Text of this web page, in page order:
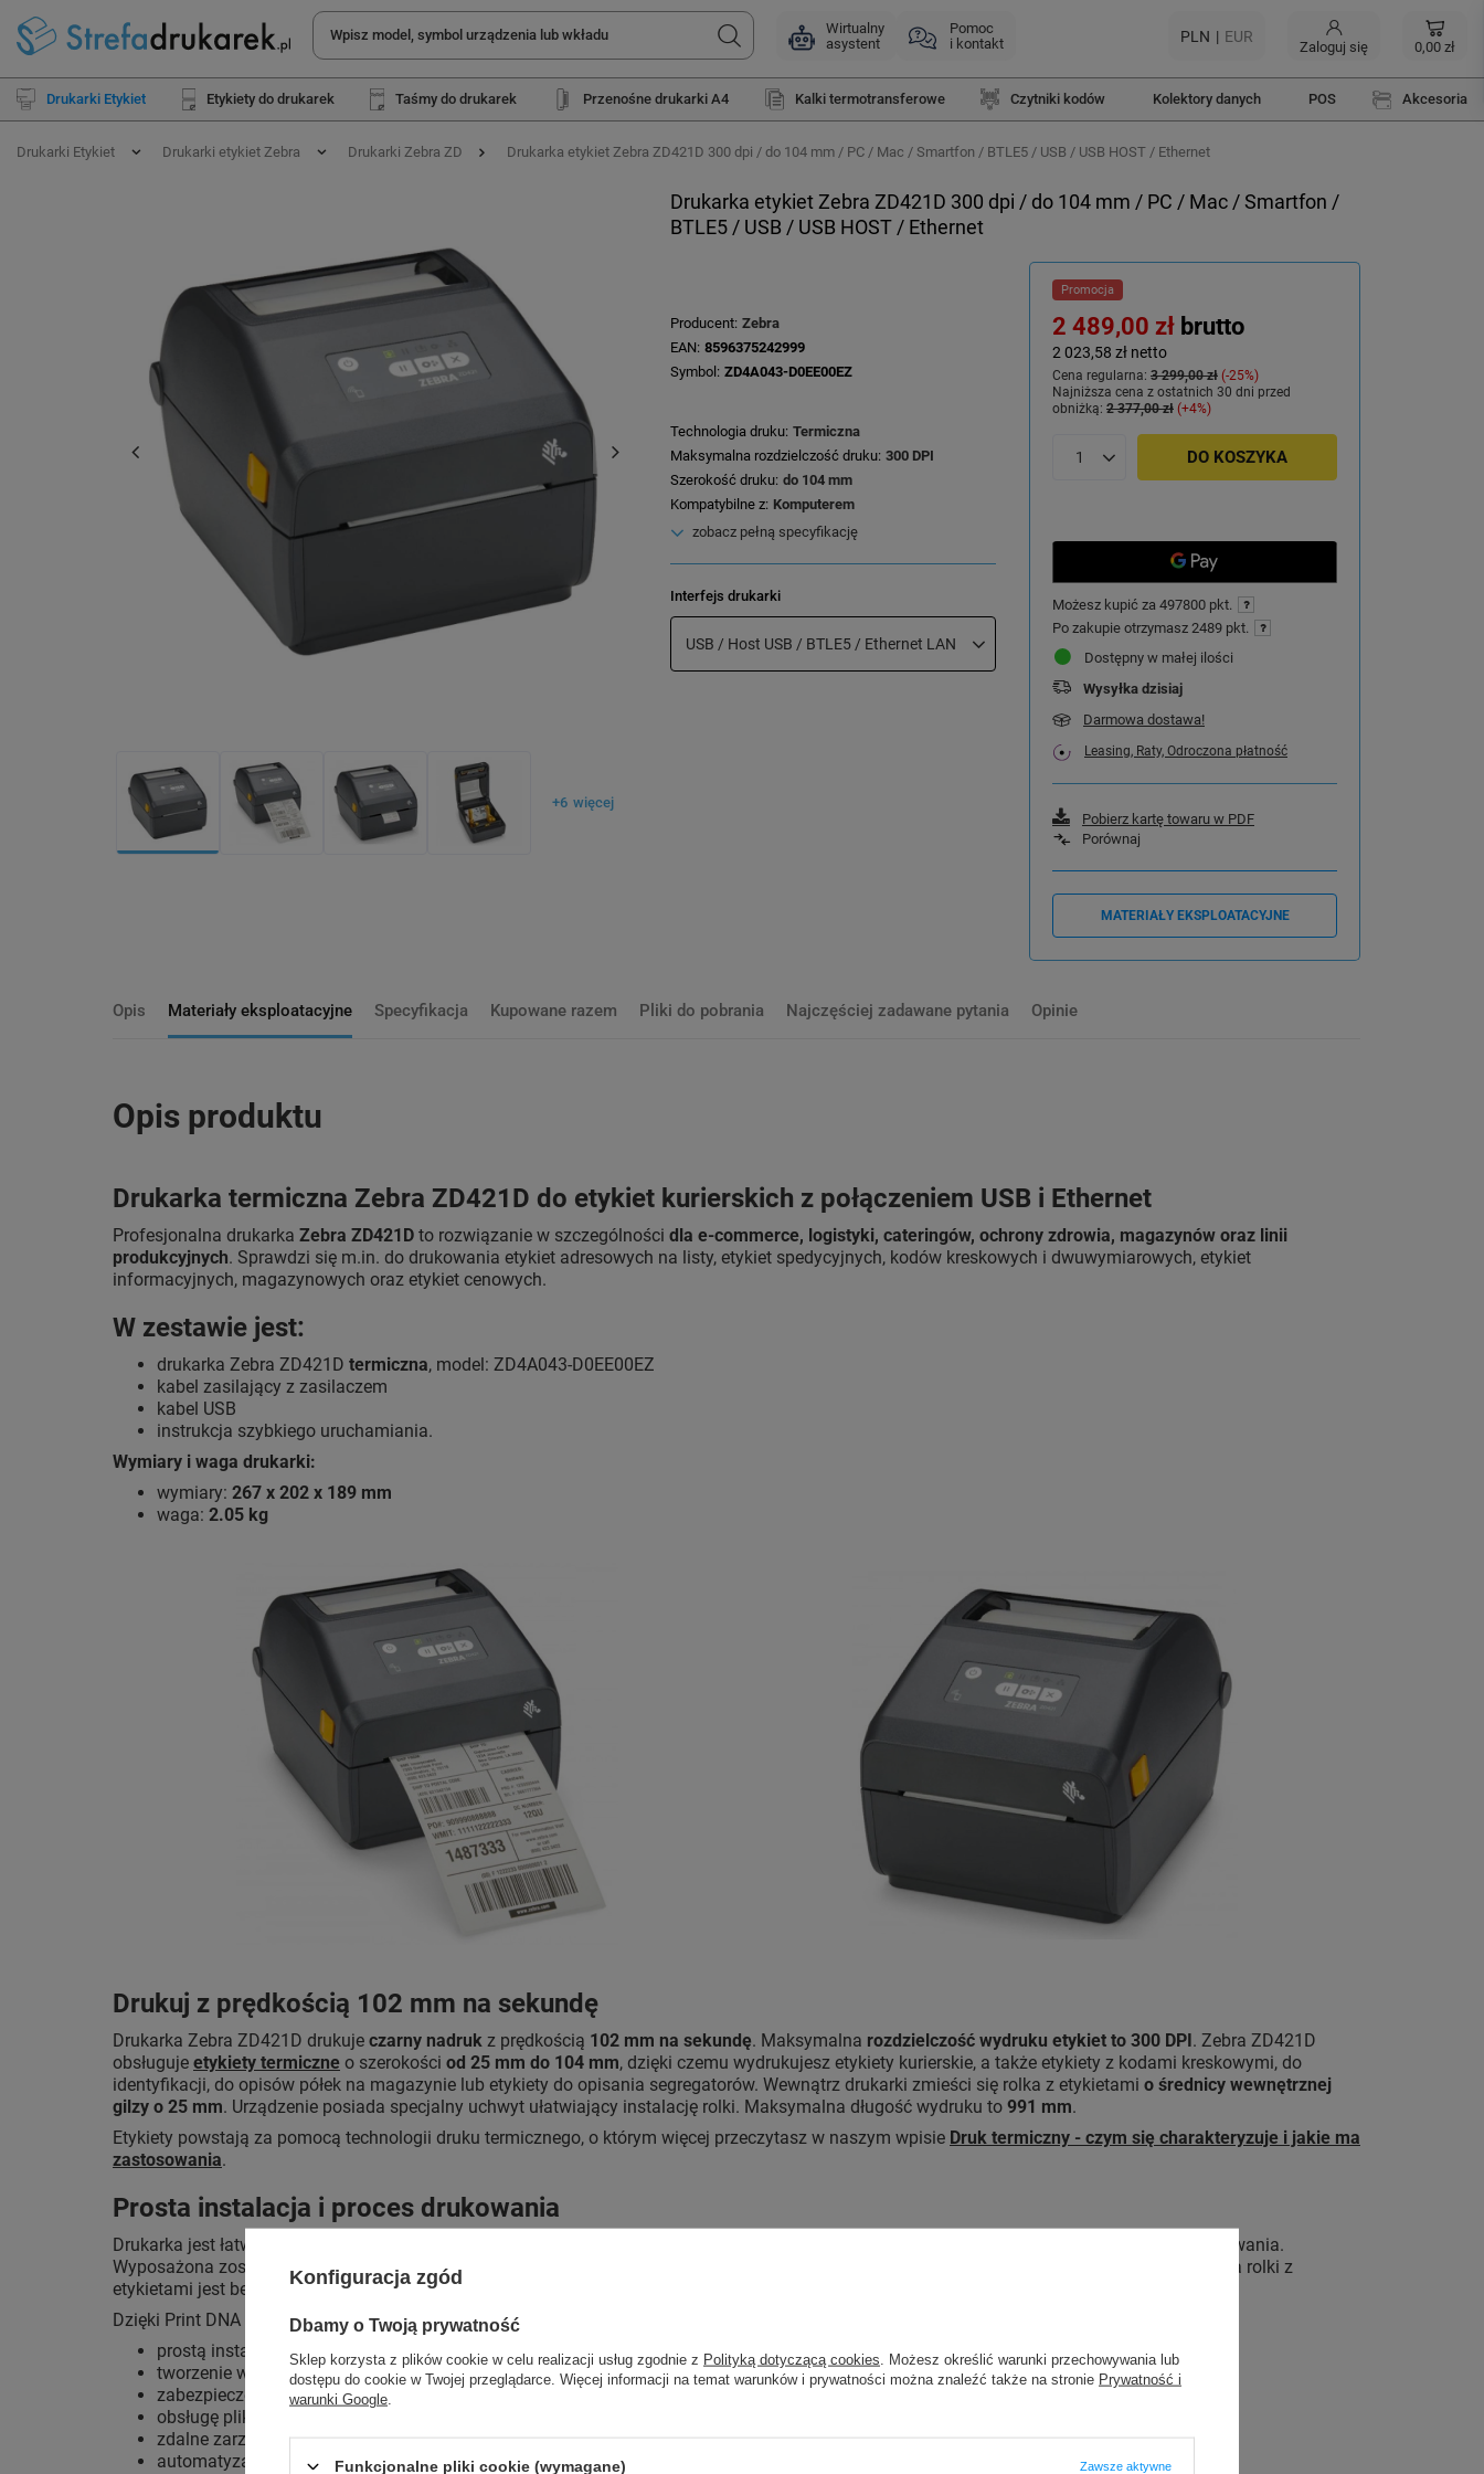
Wirtualny
asystent
Pomoc
i kontakt
PLN EUR
Zaloguj się 0,00 zł
Drukarki Etykiet Etykiety do drukarek Taśmy do drukarek Przenośne drukarki A4 Kalki termotransferowe Czytniki kodów Kolektory danych POS Akcesoria
Drukarki Etykiet Drukarki etykiet Zebra Drukarki Zebra ZD Drukarka etykiet Zebra ZD421D 300 dpi / do 104 mm / PC / Mac / Smartfon / BTLE5 / USB / USB HOST / Ethernet
+6 więcej
Promocja
Drukarka etykiet Zebra ZD421D 300 dpi / do 104 mm / PC / Mac / Smartfon /
BTLE5 / USB / USB HOST / Ethernet
2 489,00 zł brutto
2 023,58 zł netto
Cena regularna: 3 299,00 zł -25%
Najniższa cena z ostatnich 30 dni przed
obniżką: 2 377,00 zł +4%
DO KOSZYKA
Możesz kupić za 497800 pkt.
Po zakupie otrzymasz 2489 pkt.
Dostępny w małej ilości
Wysyłka dzisiaj
Darmowa dostawa!
Leasing, Raty, Odroczona płatność
Pobierz kartę towaru w PDF
Porównaj
MATERIAŁY EKSPLOATACYJNE
Producent Zebra
EAN 8596375242999
Symbol
ZD4A043-D0EE00EZ
Technologia druku Termiczna
Maksymalna rozdzielczość druku 300 DPI
Szerokość druku do 104 mm
Kompatybilne z Komputerem
zobacz pełną specyfikację
Interfejs drukarki
USB / Host USB / BTLE5 / Ethernet LAN
Opis Materiały eksploatacyjne Specyfikacja Kupowane razem Pliki do pobrania Najczęściej zadawane pytania Opinie
Opis produktu
Drukarka termiczna Zebra ZD421D do etykiet kurierskich z połączeniem USB i Ethernet
Profesjonalna drukarka Zebra ZD421D to rozwiązanie w szczególności dla e-commerce, logistyki, cateringów, ochrony zdrowia, magazynów oraz linii
produkcyjnych. Sprawdzi się m.in. do drukowania etykiet adresowych na listy, etykiet spedycyjnych, kodów kreskowych i dwuwymiarowych, etykiet
informacyjnych, magazynowych oraz etykiet cenowych.
W zestawie jest:
drukarka Zebra ZD421D termiczna, model: ZD4A043-D0EE00EZ
kabel zasilający z zasilaczem
kabel USB
instrukcja szybkiego uruchamiania.
Wymiary i waga drukarki:
wymiary: 267 x 202 x 189 mm
waga: 2.05 kg
Drukuj z prędkością 102 mm na sekundę
Drukarka Zebra ZD421D drukuje czarny nadruk z prędkością 102 mm na sekundę. Maksymalna rozdzielczość wydruku etykiet to 300 DPI . Zebra ZD421D
obsługuje etykiety termiczne o szerokości od 25 mm do 104 mm, dzięki czemu wydrukujesz etykiety kurierskie, a także etykiety z kodami kreskowymi, do
identyfikacji, do opisów półek na magazynie lub etykiety do opisania segregatorów. Wewnątrz drukarki zmieści się rolka z etykietami o średnicy wewnętrznej
gilzy o 25 mm. Urządzenie posiada specjalny uchwyt ułatwiający instalację rolki. Maksymalna długość wydruku to 991 mm.
Etykiety powstają za pomocą technologii druku termicznego, o którym więcej przeczytasz w naszym wpisie Druk termiczny - czym się charakteryzuje i jakie ma
zastosowania.
Prosta instalacja i proces drukowania
Drukarka jest łatwa do zainstalowania i pozwala na szybkie uruchomienie procesu drukowania niemalże od razu po wyjęciu urządzenia z opakowania.
Wyposażona została w podstawowy zestaw aplikacji i funkcji
obsługiwanych przez system Link-OS Basic. Dodatkowo, wymiana rolki z
etykietami jest bezproblemowa dzięki opracowanej przez Zebra konstrukcji OpenACCESS.
Dzięki Print DNA Basic uzyskasz zaawansowane możliwości optymalizacji pracy drukarek. Obejmuje to:
prostą instalację i konfigurację etykieciarki,
tworzenie własnych niestandardowych etykiet,
zabezpieczenie drukarki oraz regularną aktualizację w celu uwzględnienia nowych zagrożeń,
obsługę plików PDF bez konieczności używania pośredniego oprogramowania,
zdalne zarządzanie drukarkami z dowolnego miejsca i w dowolnym czasie,
automatyzację aktualizacji drukarek przez WiFi i połączenia szeryfowe.
Konfiguracja zgód
Dbamy o Twoją prywatność
Sklep korzysta z plików cookie w celu realizacji usług zgodnie z Polityką dotyczącą cookies . Możesz określić warunki przechowywania lub
dostępu do cookie w Twojej przeglądarce. Więcej informacji na temat warunków i prywatności można znaleźć także na stronie Prywatność i
warunki Google
Funkcjonalne pliki cookie (wymagane) Zawsze aktywne